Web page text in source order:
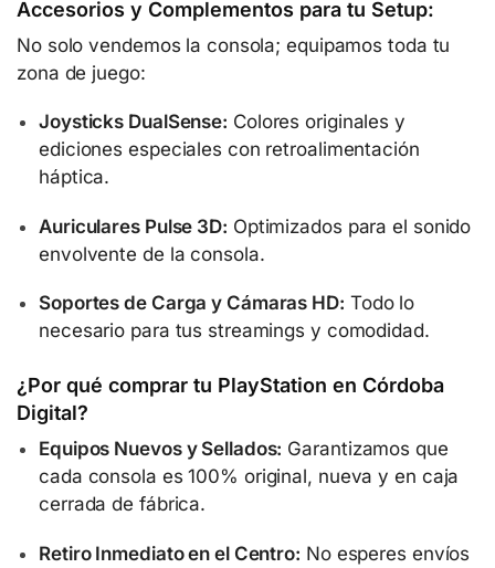
Accesorios y Complementos para tu Setup:
No solo vendemos la consola; equipamos toda tu
zona de juego:
Joysticks DualSense: Colores originales y
ediciones especiales con retroalimentación
háptica.
Auriculares Pulse 3D: Optimizados para el sonido
envolvente de la consola.
Soportes de Carga y Cámaras HD: Todo lo
necesario para tus streamings y comodidad.
¿Por qué comprar tu PlayStation en Córdoba
Digital?
Equipos Nuevos y Sellados: Garantizamos que
cada consola es 100% original, nueva y en caja
cerrada de fábrica.
Retiro Inmediato en el Centro: No esperes envíos